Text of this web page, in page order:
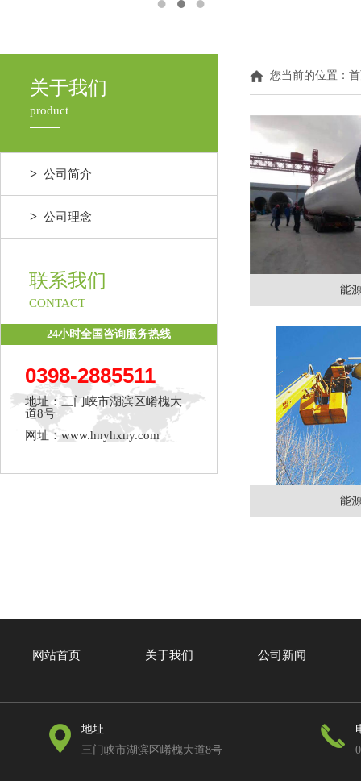
关于我们
product
> 公司简介
> 公司理念
联系我们
CONTACT
24小时全国咨询服务热线
0398-2885511
地址：三门峡市湖滨区崤槐大
道8号
网址：www.hnyhxny.com
您当前的位置：
能
能
网站首页 关于我们 公司新闻
地址
三门峡市湖滨区崤槐大道8号